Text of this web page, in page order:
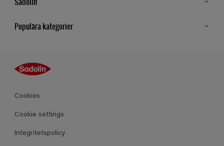
Populära kategorier
Kulörer
Produkter
Cookies
Cookie settings
Integritetspolicy